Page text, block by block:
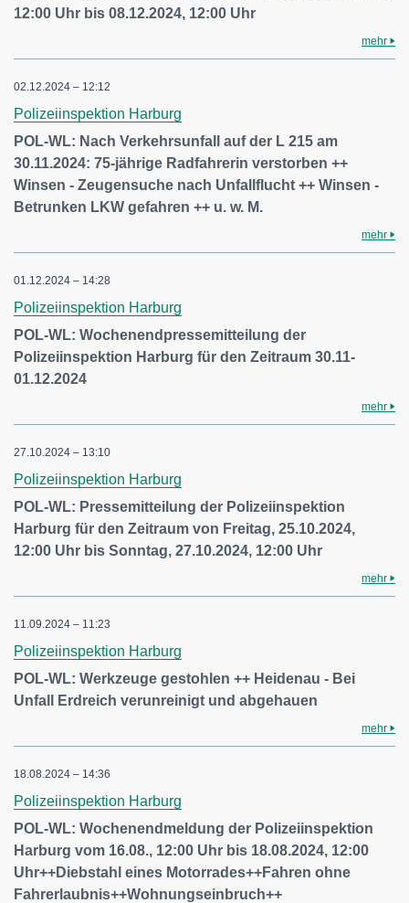
12:00 Uhr bis 08.12.2024, 12:00 Uhr
mehr
02.12.2024 – 12:12
Polizeiinspektion Harburg
POL-WL: Nach Verkehrsunfall auf der L 215 am
30.11.2024: 75-jährige Radfahrerin verstorben ++
Winsen - Zeugensuche nach Unfallflucht ++ Winsen -
Betrunken LKW gefahren ++ u. w. M.
mehr
01.12.2024 – 14:28
Polizeiinspektion Harburg
POL-WL: Wochenendpressemitteilung der
Polizeiinspektion Harburg für den Zeitraum 30.11-
01.12.2024
mehr
27.10.2024 – 13:10
Polizeiinspektion Harburg
POL-WL: Pressemitteilung der Polizeiinspektion
Harburg für den Zeitraum von Freitag, 25.10.2024,
12:00 Uhr bis Sonntag, 27.10.2024, 12:00 Uhr
mehr
11.09.2024 – 11:23
Polizeiinspektion Harburg
POL-WL: Werkzeuge gestohlen ++ Heidenau - Bei
Unfall Erdreich verunreinigt und abgehauen
mehr
18.08.2024 – 14:36
Polizeiinspektion Harburg
POL-WL: Wochenendmeldung der Polizeiinspektion
Harburg vom 16.08., 12:00 Uhr bis 18.08.2024, 12:00
Uhr++Diebstahl eines Motorrades++Fahren ohne
Fahrerlaubnis++Wohnungseinbruch++